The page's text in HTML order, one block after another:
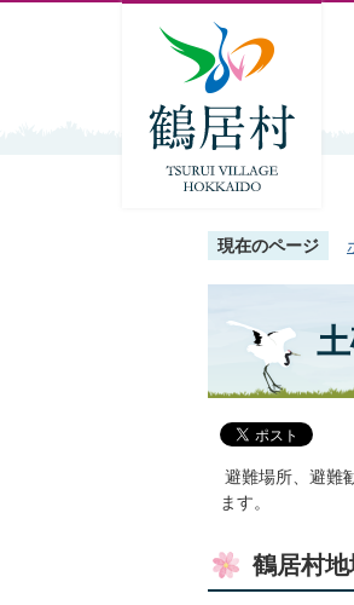
現在のページ
避難場所、避難
ます。
鶴居村